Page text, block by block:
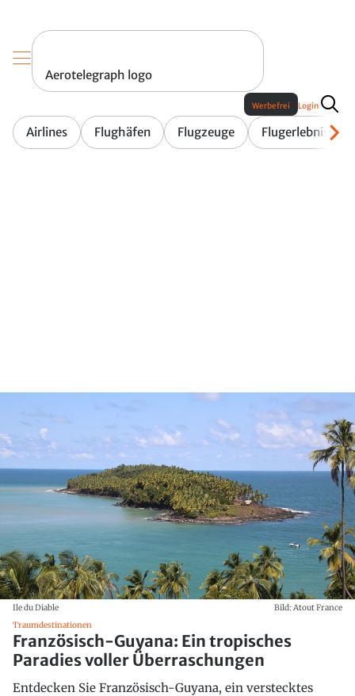
Aerotelegraph logo
Airlines Flughäfen Flugzeuge Flugerlebnis
Werbefrei Login
Ile du Diable
Bild: Atout France
Traumdestinationen
Französisch-Guyana: Ein tropisches
Paradies voller Überraschungen
Entdecken Sie Französisch-Guyana, ein verstecktes